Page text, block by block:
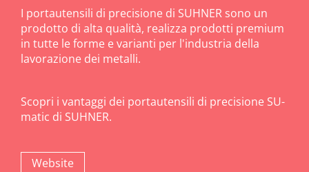
I portautensili di precisione di SUHNER sono un
prodotto di alta qualità, realizza prodotti premium
in tutte le forme e varianti per l'industria della
lavorazione dei metalli.
Scopri i vantaggi dei portautensili di precisione SU-
matic di SUHNER.
Website